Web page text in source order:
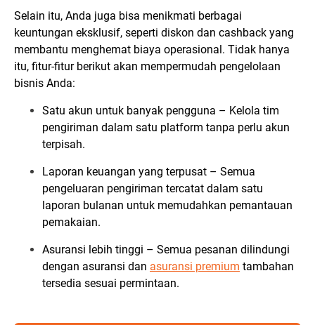
Selain itu, Anda juga bisa menikmati berbagai
keuntungan eksklusif, seperti diskon dan cashback yang
membantu menghemat biaya operasional. Tidak hanya
itu, fitur-fitur berikut akan mempermudah pengelolaan
bisnis Anda:
Satu akun untuk banyak pengguna – Kelola tim
pengiriman dalam satu platform tanpa perlu akun
terpisah.
Laporan keuangan yang terpusat – Semua
pengeluaran pengiriman tercatat dalam satu
laporan bulanan untuk memudahkan pemantauan
pemakaian.
Asuransi lebih tinggi – Semua pesanan dilindungi
dengan asuransi dan asuransi premium tambahan
tersedia sesuai permintaan.